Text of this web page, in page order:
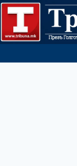
Skip
content